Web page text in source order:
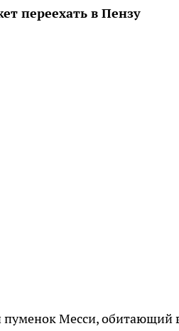
переехать в Пензу
Месси, обитающий